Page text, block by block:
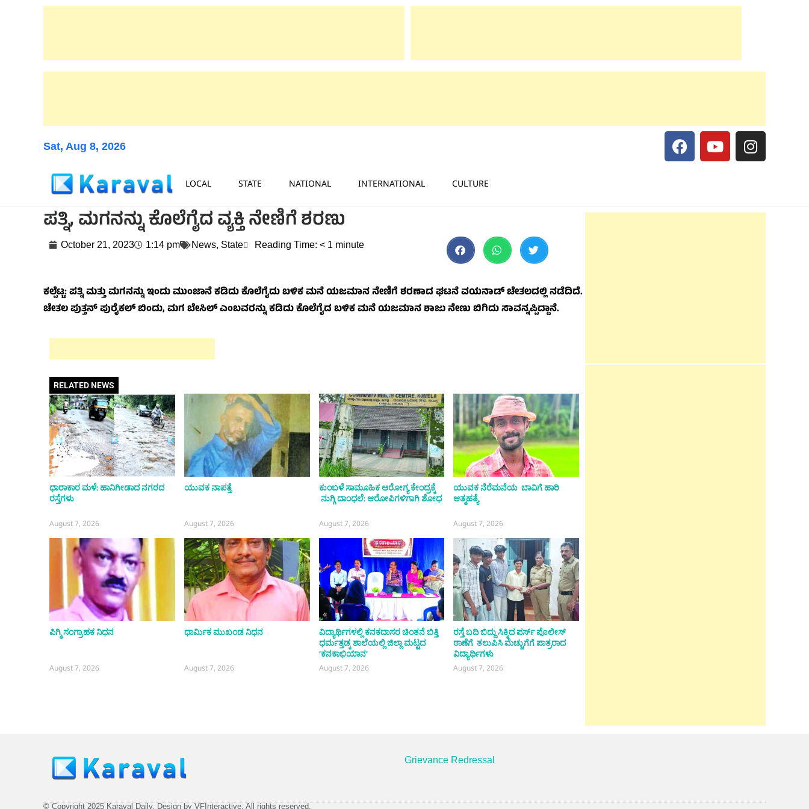
Sat, Aug 8, 2026
LOCAL STATE NATIONAL INTERNATIONAL CULTURE
ಪತ್ನಿ, ಮಗನನ್ನು ಕೊಲೆಗೈದ ವ್ಯಕ್ತಿ ನೇಣಿಗೆ ಶರಣು
October 21, 2023 1:14 pm News, State Reading Time: < 1 minute
ಕಲ್ಪೆಟ್ಟ: ಪತ್ನಿ ಮತ್ತು ಮಗನನ್ನು ಇಂದು ಮುಂಜಾನೆ ಕಡಿದು ಕೊಲೆಗೈದು ಬಳಿಕ ಮನೆ ಯಜಮಾನ ನೇಣಿಗೆ ಶರಣಾದ ಘಟನೆ ವಯನಾಡ್ ಚೇತಲದಲ್ಲಿ ನಡೆದಿದೆ.
ಚೇತಲ ಪುತ್ತನ್ ಪುರೈಕಲ್ ಬಿಂದು, ಮಗ ಬೇಸಿಲ್ ಎಂಬವರನ್ನು ಕಡಿದು ಕೊಲೆಗೈದ ಬಳಿಕ ಮನೆ ಯಜಮಾನ ಶಾಜು ನೇಣು ಬಿಗಿದು ಸಾವನ್ನಪ್ಪಿದ್ದಾನೆ.
RELATED NEWS
ಧಾರಾಕಾರ ಮಳೆ: ಹಾನಿಗೀಡಾದ ನಗರದ
ರಸ್ತೆಗಳು
August 7, 2026
ಯುವಕ ನಾಪತ್ತೆ
August 7, 2026
ಕುಂಬಳೆ ಸಾಮೂಹಿಕ ಆರೋಗ್ಯ ಕೇಂದ್ರಕ್ಕೆ
ನುಗ್ಗಿ ದಾಂಧಲೆ: ಆರೋಪಿಗಳಿಗಾಗಿ ಶೋಧ
August 7, 2026
ಯುವಕ ನೆರೆಮನೆಯ ಬಾವಿಗೆ ಹಾರಿ
ಆತ್ಮಹತ್ಯೆ
August 7, 2026
ಪಿಗ್ಮಿ ಸಂಗ್ರಾಹಕ ನಿಧನ
August 7, 2026
ಧಾರ್ಮಿಕ ಮುಖಂಡ ನಿಧನ
August 7, 2026
ವಿದ್ಯಾರ್ಥಿಗಳಲ್ಲಿ ಕನಕದಾಸರ ಚಿಂತನೆ ಬಿತ್ತಿ
ಧರ್ಮತ್ತಡ್ಕ ಶಾಲೆಯಲ್ಲಿ ಜಿಲ್ಲಾ ಮಟ್ಟದ
‘ಕನಕಾಭಿಯಾನ’
August 7, 2026
ರಸ್ತೆ ಬದಿ ಬಿದ್ದು ಸಿಕ್ಕಿದ ಪರ್ಸ್ ಪೊಲೀಸ್
ಠಾಣೆಗೆ ತಲುಪಿಸಿ ಮೆಚ್ಚುಗೆಗೆ ಪಾತ್ರರಾದ
ವಿದ್ಯಾರ್ಥಿಗಳು
August 7, 2026
Grievance Redressal
© Copyright 2025 Karaval Daily. Design by VFInteractive. All rights reserved.